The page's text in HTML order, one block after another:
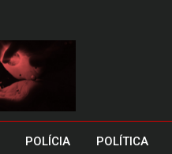
POLÍCIA POLÍTICA